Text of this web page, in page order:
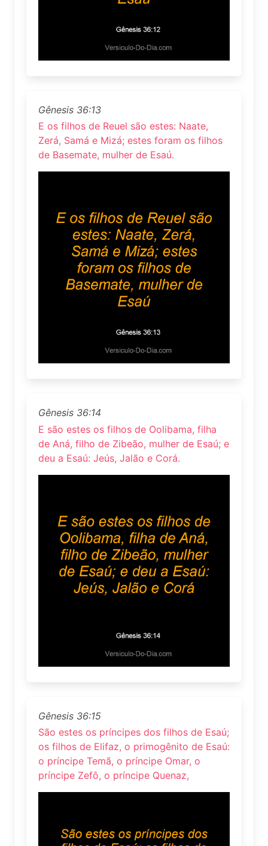
Gênesis 36:13
E os filhos de Reuel são estes: Naate,
Zerá, Samá e Mizá; estes foram os filhos
de Basemate, mulher de Esaú.
Gênesis 36:14
E são estes os filhos de Oolibama, filha
de Aná, filho de Zibeão, mulher de Esaú; e
deu a Esaú: Jeús, Jalão e Corá.
Gênesis 36:15
São estes os príncipes dos filhos de Esaú;
os filhos de Elifaz, o primogênito de Esaú:
o príncipe Temã, o príncipe Omar, o
príncipe Zefô, o príncipe Quenaz,